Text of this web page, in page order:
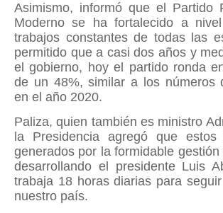
Asimismo, informó que el Partido
Moderno se ha fortalecido a
trabajos constantes de todas las
permitido que a casi dos años y
el gobierno, hoy el partido ronda
de un 48%, similar a los números
en el año 2020.
Paliza, quien también es ministro
la Presidencia agregó que estos
generados por la formidable
desarrollando el presidente Luis
trabaja 18 horas diarias para
nuestro país.